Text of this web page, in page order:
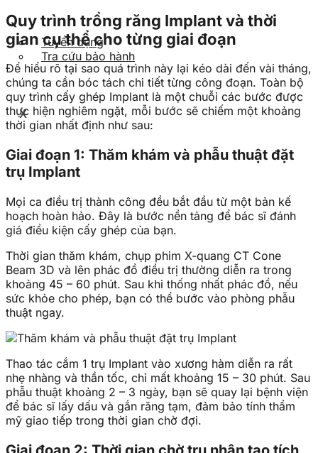
Tuyển dụng
Tra cứu bảo hành
X
Quy trình trồng răng Implant và thời
gian cụ thể cho từng giai đoạn
Để hiểu rõ tại sao quá trình này lại kéo dài đến vài tháng,
chúng ta cần bóc tách chi tiết từng công đoạn. Toàn bộ
quy trình cấy ghép Implant là một chuỗi các bước được
thực hiện nghiêm ngặt, mỗi bước sẽ chiếm một khoảng
thời gian nhất định như sau:
Giai đoạn 1: Thăm khám và phẫu thuật đặt
trụ Implant
Mọi ca điều trị thành công đều bắt đầu từ một bản kế
hoạch hoàn hảo. Đây là bước nền tảng để bác sĩ đánh
giá điều kiện cấy ghép của bạn.
Thời gian thăm khám, chụp phim X-quang CT Cone
Beam 3D và lên phác đồ điều trị thường diễn ra trong
khoảng 45 – 60 phút. Sau khi thống nhất phác đồ, nếu
sức khỏe cho phép, bạn có thể bước vào phòng phẫu
thuật ngay.
Thao tác cắm 1 trụ Implant vào xương hàm diễn ra rất
nhẹ nhàng và thần tốc, chỉ mất khoảng 15 – 30 phút. Sau
phẫu thuật khoảng 2 – 3 ngày, bạn sẽ quay lại bệnh viện
để bác sĩ lấy dấu và gắn răng tạm, đảm bảo tính thẩm
mỹ giao tiếp trong thời gian chờ đợi.